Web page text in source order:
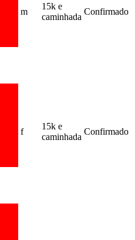
m
15k e
caminhada
Confirmado
f
15k e
caminhada
Confirmado